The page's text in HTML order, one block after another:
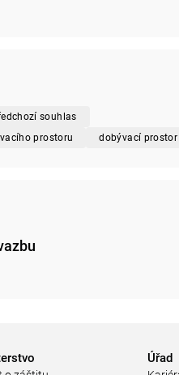
souhlas
prostoru
dobývací prostor
Úřad